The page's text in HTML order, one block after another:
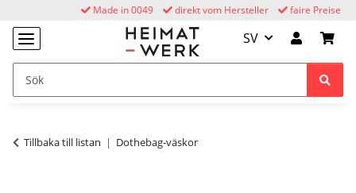
faire Preise
direkt vom Hersteller
Made in 0049
SV
Tillbaka till listan Dothebag-väskor